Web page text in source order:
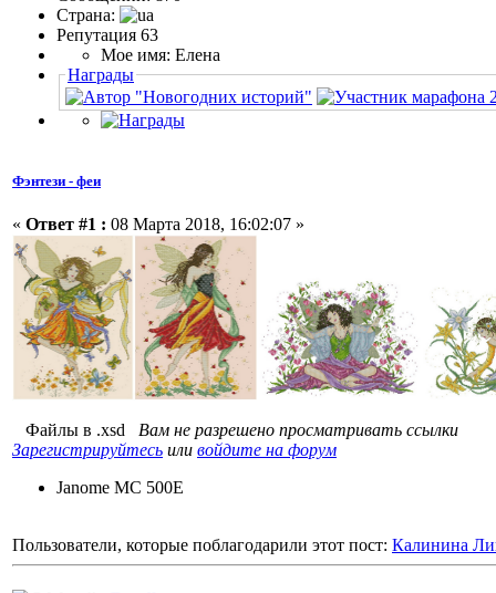
Страна:
Репутация 63
Мое имя: Елена
Награды
Фэнтези - феи
« Ответ #1 : 08 Марта 2018, 16:02:07 »
Файлы в .xsd Вам не разрешено просматривать ссылки
Зарегистрируйтесь или войдите на форум
Janome MC 500E
Пользователи, которые поблагодарили этот пост: Калинина